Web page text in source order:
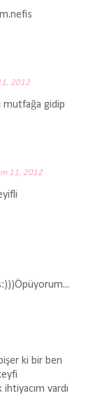
2012
mutfağa gidip
11, 2012
ki bir ben
vardı